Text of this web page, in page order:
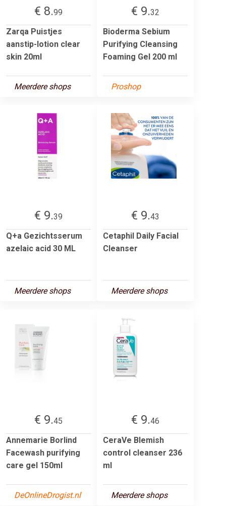
€ 8.99
Zarqa Puistjes
aanstip-lotion clear
skin 20ml
Meerdere shops
€ 9.32
Bioderma Sebium
Purifying Cleansing
Foaming Gel 200 ml
Proshop
€ 9.39
Q+a Gezichtsserum
azelaic acid 30 ML
Meerdere shops
€ 9.43
Cetaphil Daily Facial
Cleanser
Meerdere shops
€ 9.45
Annemarie Borlind
Facewash purifying
care gel 150ml
DeOnlineDrogist.nl
€ 9.46
CeraVe Blemish
control cleanser 236
ml
Meerdere shops